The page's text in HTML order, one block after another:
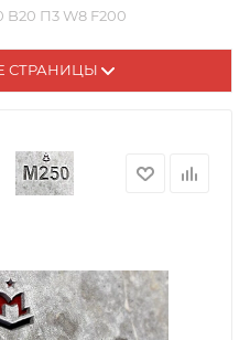
B20 П3 W8 F200
СТРАНИЦЫ